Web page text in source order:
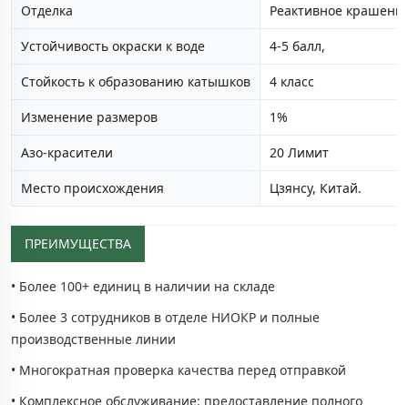
Отделка Реактивное
Устойчивость окраски к воде 4-5 балл,
Стойкость к образованию катышков 4 класс
Изменение размеров 1%
Азо-красители 20 Лимит
Место происхождения Цзянсу, Китай.
ПРЕИМУЩЕСТВА
• Более 100+ единиц в наличии на складе
• Более 3 сотрудников в отделе НИОКР и полные
производственные линии
• Многократная проверка качества перед отправкой
• Комплексное обслуживание: предоставление полного